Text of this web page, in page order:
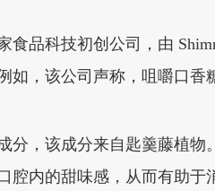
食品科技初创公司，由
如，该公司声称，咀嚼口
分，该成分来自匙羹藤植
腔内的甜味感，从而有助于